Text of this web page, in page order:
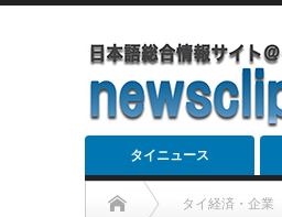
タイニュース
タイ経済・企業